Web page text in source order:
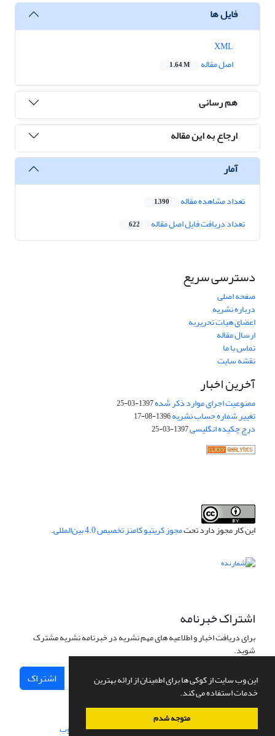
این وب سایت از کوکی ها برای اطمینان از ارائه بهترین
خدمات استفاده می کند.
متوجه شدم
فایل ها
اصل مقاله
1.64 M
هم رسانی
ارجاع به این مقاله
آمار
تعداد مشاهده مقاله 1,390
تعداد دریافت فایل اصل مقاله 622
دسترسی سریع
صفحه اصلی
درباره نشریه
اعضای هیات تحریریه
ارسال مقاله
تماس با ما
نقشه سایت
آخرین اخبار
ممنوعیت اجرای موارد ذکر شده1397-03-25
تغییر شماره حساب نشریه1396-08-17
درج چکیده انگلیسی1397-03-25
این کار مجوز دارد تحتمجوز کریتیو کامنز تخصیص 4.0 بین‌المللی .
اشتراک خبرنامه
برای دریافت اخبار و اطلاعیه های مهم نشریه در خبرنامه نشریه مشترک
شوید.
اشتراک
سامانه مدیریت نشریات علمی.طراحی و پیاده سازی از سیناوب